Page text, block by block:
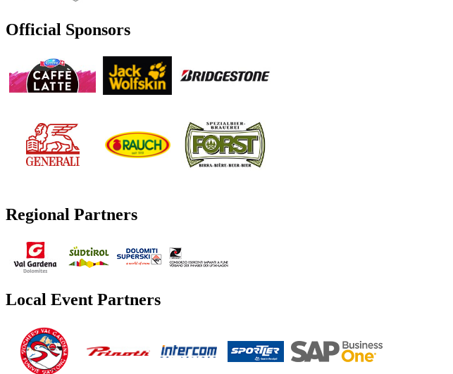
Official Sponsors
Regional Partners
Local Event Partners